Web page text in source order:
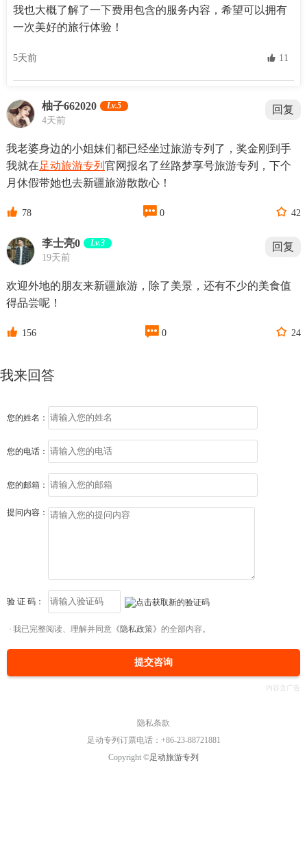
我也大概了解了一下费用包含的服务内容，希望可以拥有
一次美好的旅行体验！
5天前  11
柚子662020 Lv.5
4天前
回复
我老婆身边的小姐妹们都已经坐过旅游专列了，奖金刚到手
我就在足动旅游专列 官网报名了丝路梦享号旅游专列，下个
月休假带她也去新疆旅游散散心！
 78  0  42
李士亮0 Lv.3
19天前
回复
欢迎外地的朋友来新疆旅游，除了美景，还有不少的美食值
得品尝呢！
 156  0  24
我来回答
您的姓名：
您的电话：
您的邮箱：
提问内容：
验 证 码：
我已完整阅读、理解并同意 《隐私政策》 的全部内容。
提交咨询
隐私条款
足动专列订票电话：+86-23-88721881
Copyright ©足动旅游专列